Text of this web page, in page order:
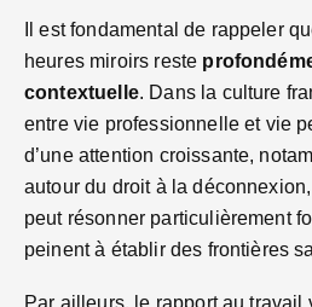
Il est fondamental de rappeler
heures miroirs reste
contextuelle. Dans la culture
entre vie professionnelle et vie
d’une attention croissante,
autour du droit à la
peut résonner particulièrement
peinent à établir des frontières